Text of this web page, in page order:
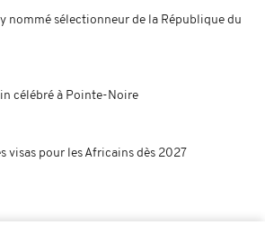
nommé sélectionneur de la République du
célébré à Pointe-Noire
visas pour les Africains dès 2027